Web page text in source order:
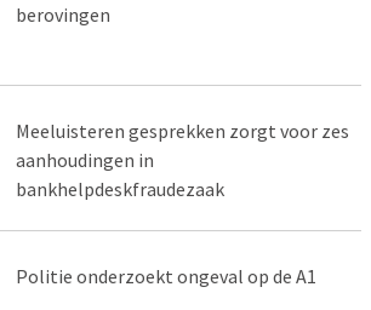
berovingen
Meeluisteren gesprekken zorgt voor zes
aanhoudingen in
bankhelpdeskfraudezaak
Politie onderzoekt ongeval op de A1